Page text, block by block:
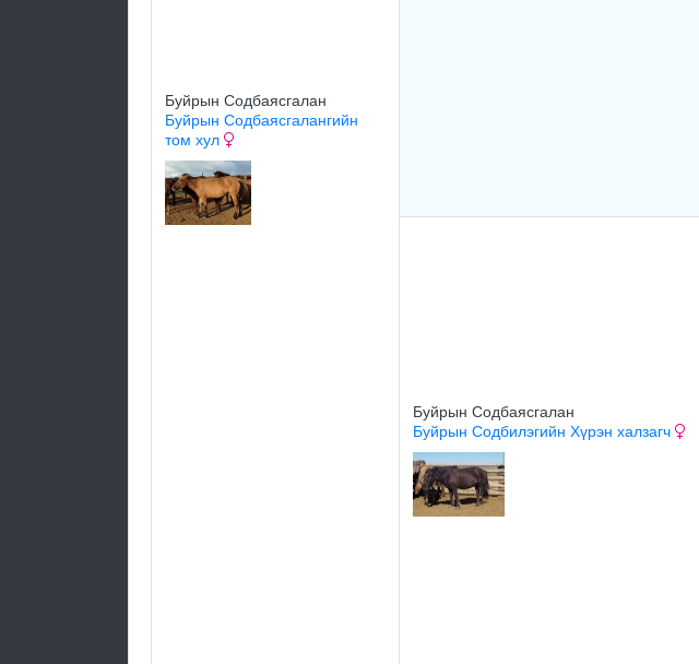
Буйрын Содбаясгалан
Буйрын Содбаясгалангийн
том хул
Буйрын Содбаясгалан
Буйрын Содбилэгийн Хүрэн халзагч